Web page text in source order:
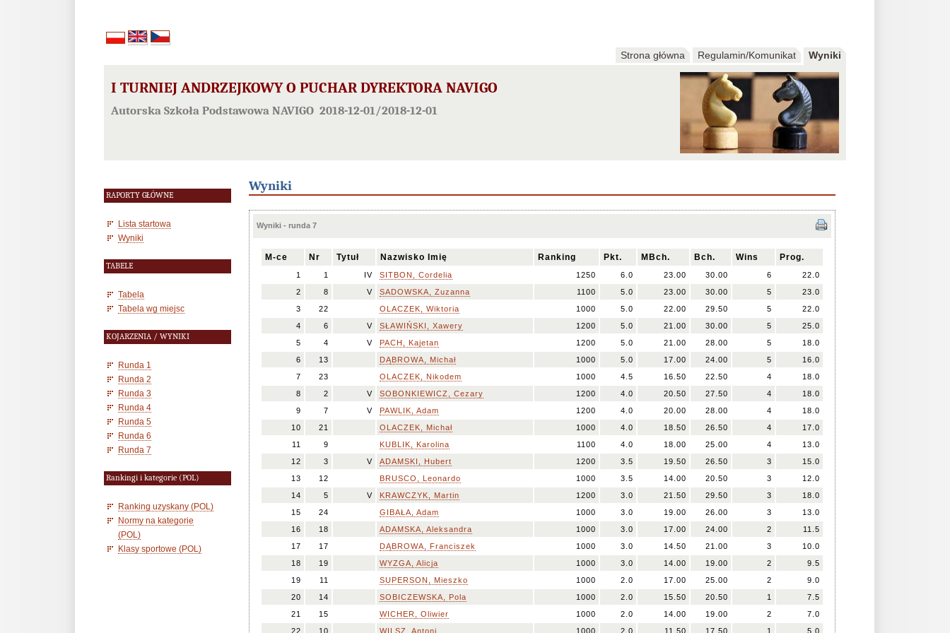
Strona główna Regulamin/Komunikat Wyniki
I TURNIEJ ANDRZEJKOWY O PUCHAR DYREKTORA NAVIGO
Autorska Szkoła Podstawowa NAVIGO 2018-12-01/2018-12-01
RAPORTY GŁÓWNE
Lista startowa
Wyniki
TABELE
Tabela
Tabela wg miejsc
KOJARZENIA / WYNIKI
Runda 1
Runda 2
Runda 3
Runda 4
Runda 5
Runda 6
Runda 7
Rankingi i kategorie (POL)
Ranking uzyskany (POL)
Normy na kategorie
(POL)
Klasy sportowe (POL)
Wyniki
Wyniki - runda 7
M-ce Nr Tytuł Nazwisko Imię Ranking Pkt. MBch. Bch. Wins Prog.
1 1 IV SITBON, Cordelia 1250 6.0 23.00 30.00 6
22.0
2
8 V SADOWSKA, Zuzanna 1100 5.0 23.00 30.00 5
23.0
3
22 OLACZEK, Wiktoria 1000 5.0 22.00 29.50 5
22.0
4
6 V SŁAWIŃSKI, Xawery 1200 5.0 21.00 30.00 5
25.0
5
4 V PACH, Kajetan 1200 5.0 21.00 28.00 5
18.0
6
13 DĄBROWA, Michał 1000 5.0 17.00 24.00 5
16.0
7
23 OLACZEK, Nikodem 1000 4.5 16.50 22.50 4
18.0
8
2 V SOBONKIEWICZ, Cezary 1200 4.0 20.50 27.50 4
18.0
9
7 V PAWLIK, Adam 1200 4.0 20.00 28.00 4
18.0
10
21 OLACZEK, Michał 1000 4.0 18.50 26.50 4
17.0
11
9 KUBLIK, Karolina 1100 4.0 18.00 25.00 4
13.0
12
3 V ADAMSKI, Hubert 1200 3.5 19.50 26.50 3
15.0
13
12 BRUSCO, Leonardo 1000 3.5 14.00 20.50 3
12.0
14
5 V KRAWCZYK, Martin 1200 3.0 21.50 29.50 3
18.0
15
24 GIBAŁA, Adam 1000 3.0 19.00 26.00 3
13.0
16
18 ADAMSKA, Aleksandra 1000 3.0 17.00 24.00 2
11.5
17
17 DĄBROWA, Franciszek 1000 3.0 14.50 21.00 3
10.0
18
19 WYZGA, Alicja 1000 3.0 14.00 19.00 2
9.5
19
11 SUPERSON, Mieszko 1000 2.0 17.00 25.00 2
9.0
20
14 SOBICZEWSKA, Pola 1000 2.0 15.50 20.50 1
7.5
21
15 WICHER, Oliwier 1000 2.0 14.00 19.00 2
7.0
22
10 WILSZ, Antoni 1000 2.0 11.50 17.50 1 5.0